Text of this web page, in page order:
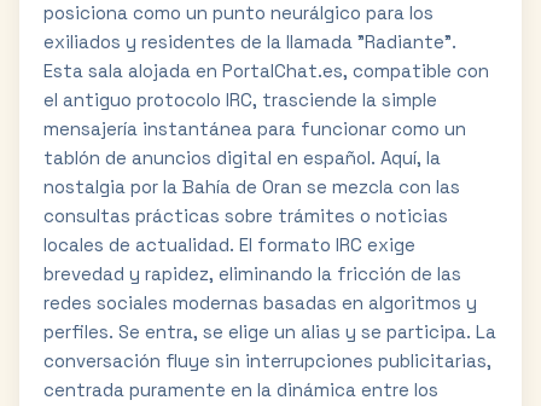
posiciona como un punto neurálgico para los
exiliados y residentes de la llamada "Radiante".
Esta sala alojada en PortalChat.es, compatible con
el antiguo protocolo IRC, trasciende la simple
mensajería instantánea para funcionar como un
tablón de anuncios digital en español. Aquí, la
nostalgia por la Bahía de Oran se mezcla con las
consultas prácticas sobre trámites o noticias
locales de actualidad. El formato IRC exige
brevedad y rapidez, eliminando la fricción de las
redes sociales modernas basadas en algoritmos y
perfiles. Se entra, se elige un alias y se participa. La
conversación fluye sin interrupciones publicitarias,
centrada puramente en la dinámica entre los